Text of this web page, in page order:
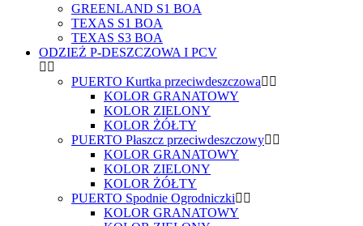
GREENLAND S1 BOA
TEXAS S1 BOA
TEXAS S3 BOA
ODZIEŻ P-DESZCZOWA I PCV
PUERTO Kurtka przeciwdeszczowa
KOLOR GRANATOWY
KOLOR ZIELONY
KOLOR ŻÓŁTY
PUERTO Płaszcz przeciwdeszczowy
KOLOR GRANATOWY
KOLOR ZIELONY
KOLOR ŻÓŁTY
PUERTO Spodnie Ogrodniczki
KOLOR GRANATOWY